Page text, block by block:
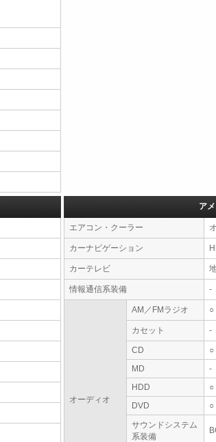
ア
エアコン・クーラー
カーナビゲーション
カーテレビ
情報通信系装備 -
オーディオ
AM／FMラジオ ○
カセット -
CD
○
MD
-
HDD
○
DVD
○
サウンドシステム
系装備